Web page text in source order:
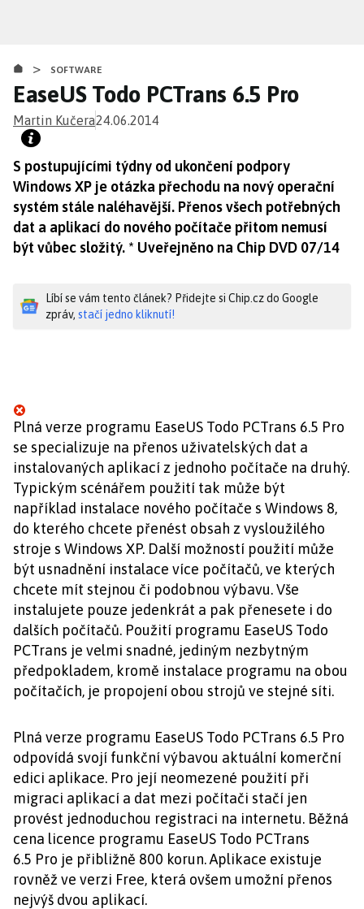
obsahu
> SOFTWARE
EaseUS Todo PCTrans 6.5 Pro
Martin Kučera24.06.2014
S postupujícími týdny od ukončení podpory
Windows XP je otázka přechodu na nový operační
systém stále naléhavější. Přenos všech potřebných
dat a aplikací do nového počítače přitom nemusí
být vůbec složitý. * Uveřejněno na Chip DVD 07/14
Líbí se vám tento článek? Přidejte si Chip.cz do Google
zpráv, stačí jedno kliknutí!
Plná verze programu EaseUS Todo PCTrans 6.5 Pro
se specializuje na přenos uživatelských dat a
instalovaných aplikací z jednoho počítače na druhý.
Typickým scénářem použití tak může být
například instalace nového počítače s Windows 8,
do kterého chcete přenést obsah z vysloužilého
stroje s Windows XP. Další možností použití může
být usnadnění instalace více počítačů, ve kterých
chcete mít stejnou či podobnou výbavu. Vše
instalujete pouze jedenkrát a pak přenesete i do
dalších počítačů. Použití programu EaseUS Todo
PCTrans je velmi snadné, jediným nezbytným
předpokladem, kromě instalace programu na obou
počítačích, je propojení obou strojů ve stejné síti.
Plná verze programu EaseUS Todo PCTrans 6.5 Pro
odpovídá svojí funkční výbavou aktuální komerční
edici aplikace. Pro její neomezené použití při
migraci aplikací a dat mezi počítači stačí jen
provést jednoduchou registraci na internetu. Běžná
cena licence programu EaseUS Todo PCTrans
6.5 Pro je přibližně 800 korun. Aplikace existuje
rovněž ve verzi Free, která ovšem umožní přenos
nejvýš dvou aplikací.